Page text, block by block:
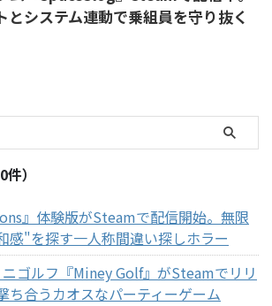
とシステム連動で乗組員を守り抜く
）
』体験版がSteamで配信開始。無限
感"を探す一人称間違い探しホラー
ゴルフ『Miney Golf』がSteamでリリ
ち合うカオスなパーティーゲーム